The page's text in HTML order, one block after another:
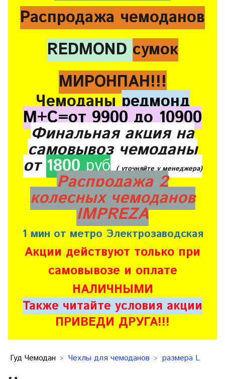
Распродажа чемоданов
REDMOND сумок
МИРОНПАН!!!
Чемоданыредмонд
М+С=от 9900 до 10900
Финальная акция на
самовывоз чемоданы
от1800руб ( уточняйте у менеджера)
Распродажа 2
колесных чемоданов
IMPREZA
1 мин от метро Электрозаводская
Акции действуют только при
самовывозе и оплате
НАЛИЧНЫМИ
Также читайте условия акции
ПРИВЕДИ ДРУГА!!!
Гуд Чемодан Чехлы для чемоданов размера L